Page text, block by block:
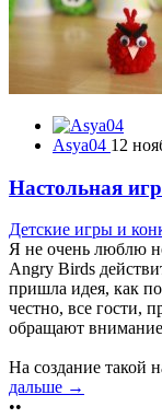
Asya04 12
Настольная
Детские игры и
Я не очень люблю
Angry Birds
пришла идея, как
честно, все гости,
обращают
На создание такой
дальше →
••